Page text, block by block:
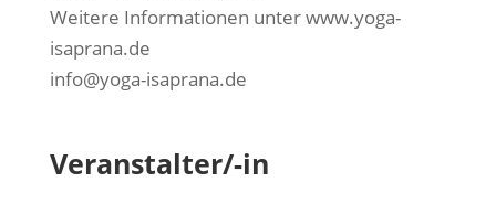
Wei­te­re Infor­ma­tio­nen unter www.yoga-
isaprana.de
info@yoga-isaprana.de
Veranstalter/-in